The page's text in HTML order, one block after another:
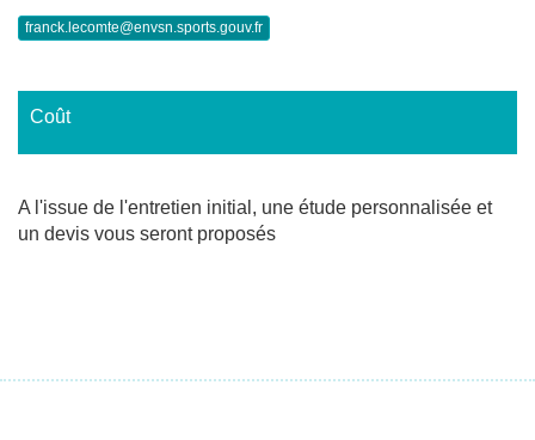
franck.lecomte@envsn.sports.gouv.fr
Coût
A l'issue de l'entretien initial, une étude personnalisée et
un devis vous seront proposés